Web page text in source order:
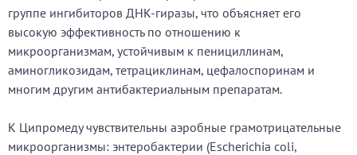
группе ингибиторов ДНК-гиразы, что объясняет его
высокую эффективность по отношению к
микроорганизмам, устойчивым к пенициллинам,
аминогликозидам, тетрациклинам, цефалоспоринам и
многим другим антибактериальным препаратам.
К Ципромеду чувствительны аэробные грамотрицательные
микроорганизмы: энтеробактерии (Escherichia coli,